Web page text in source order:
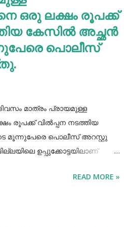
രക്തത്തിൽ ഞെരുങ...
ഒരു ലക്ഷം രൂപക്ക്
കേസില്‍ അച്ഛൻ
പൊലീസ്
മാത്രം പ്രായമുള്ള
രൂപക്ക് വില്‍പ്പന നടത്തിയ
മൂന്നുപേരെ പൊലീസ് അറസ്റ്റു
ഉപ്പുക്കോട്ടയിലാണ്
അറസ്റ്റിലായത്. തേനി
READ MORE »